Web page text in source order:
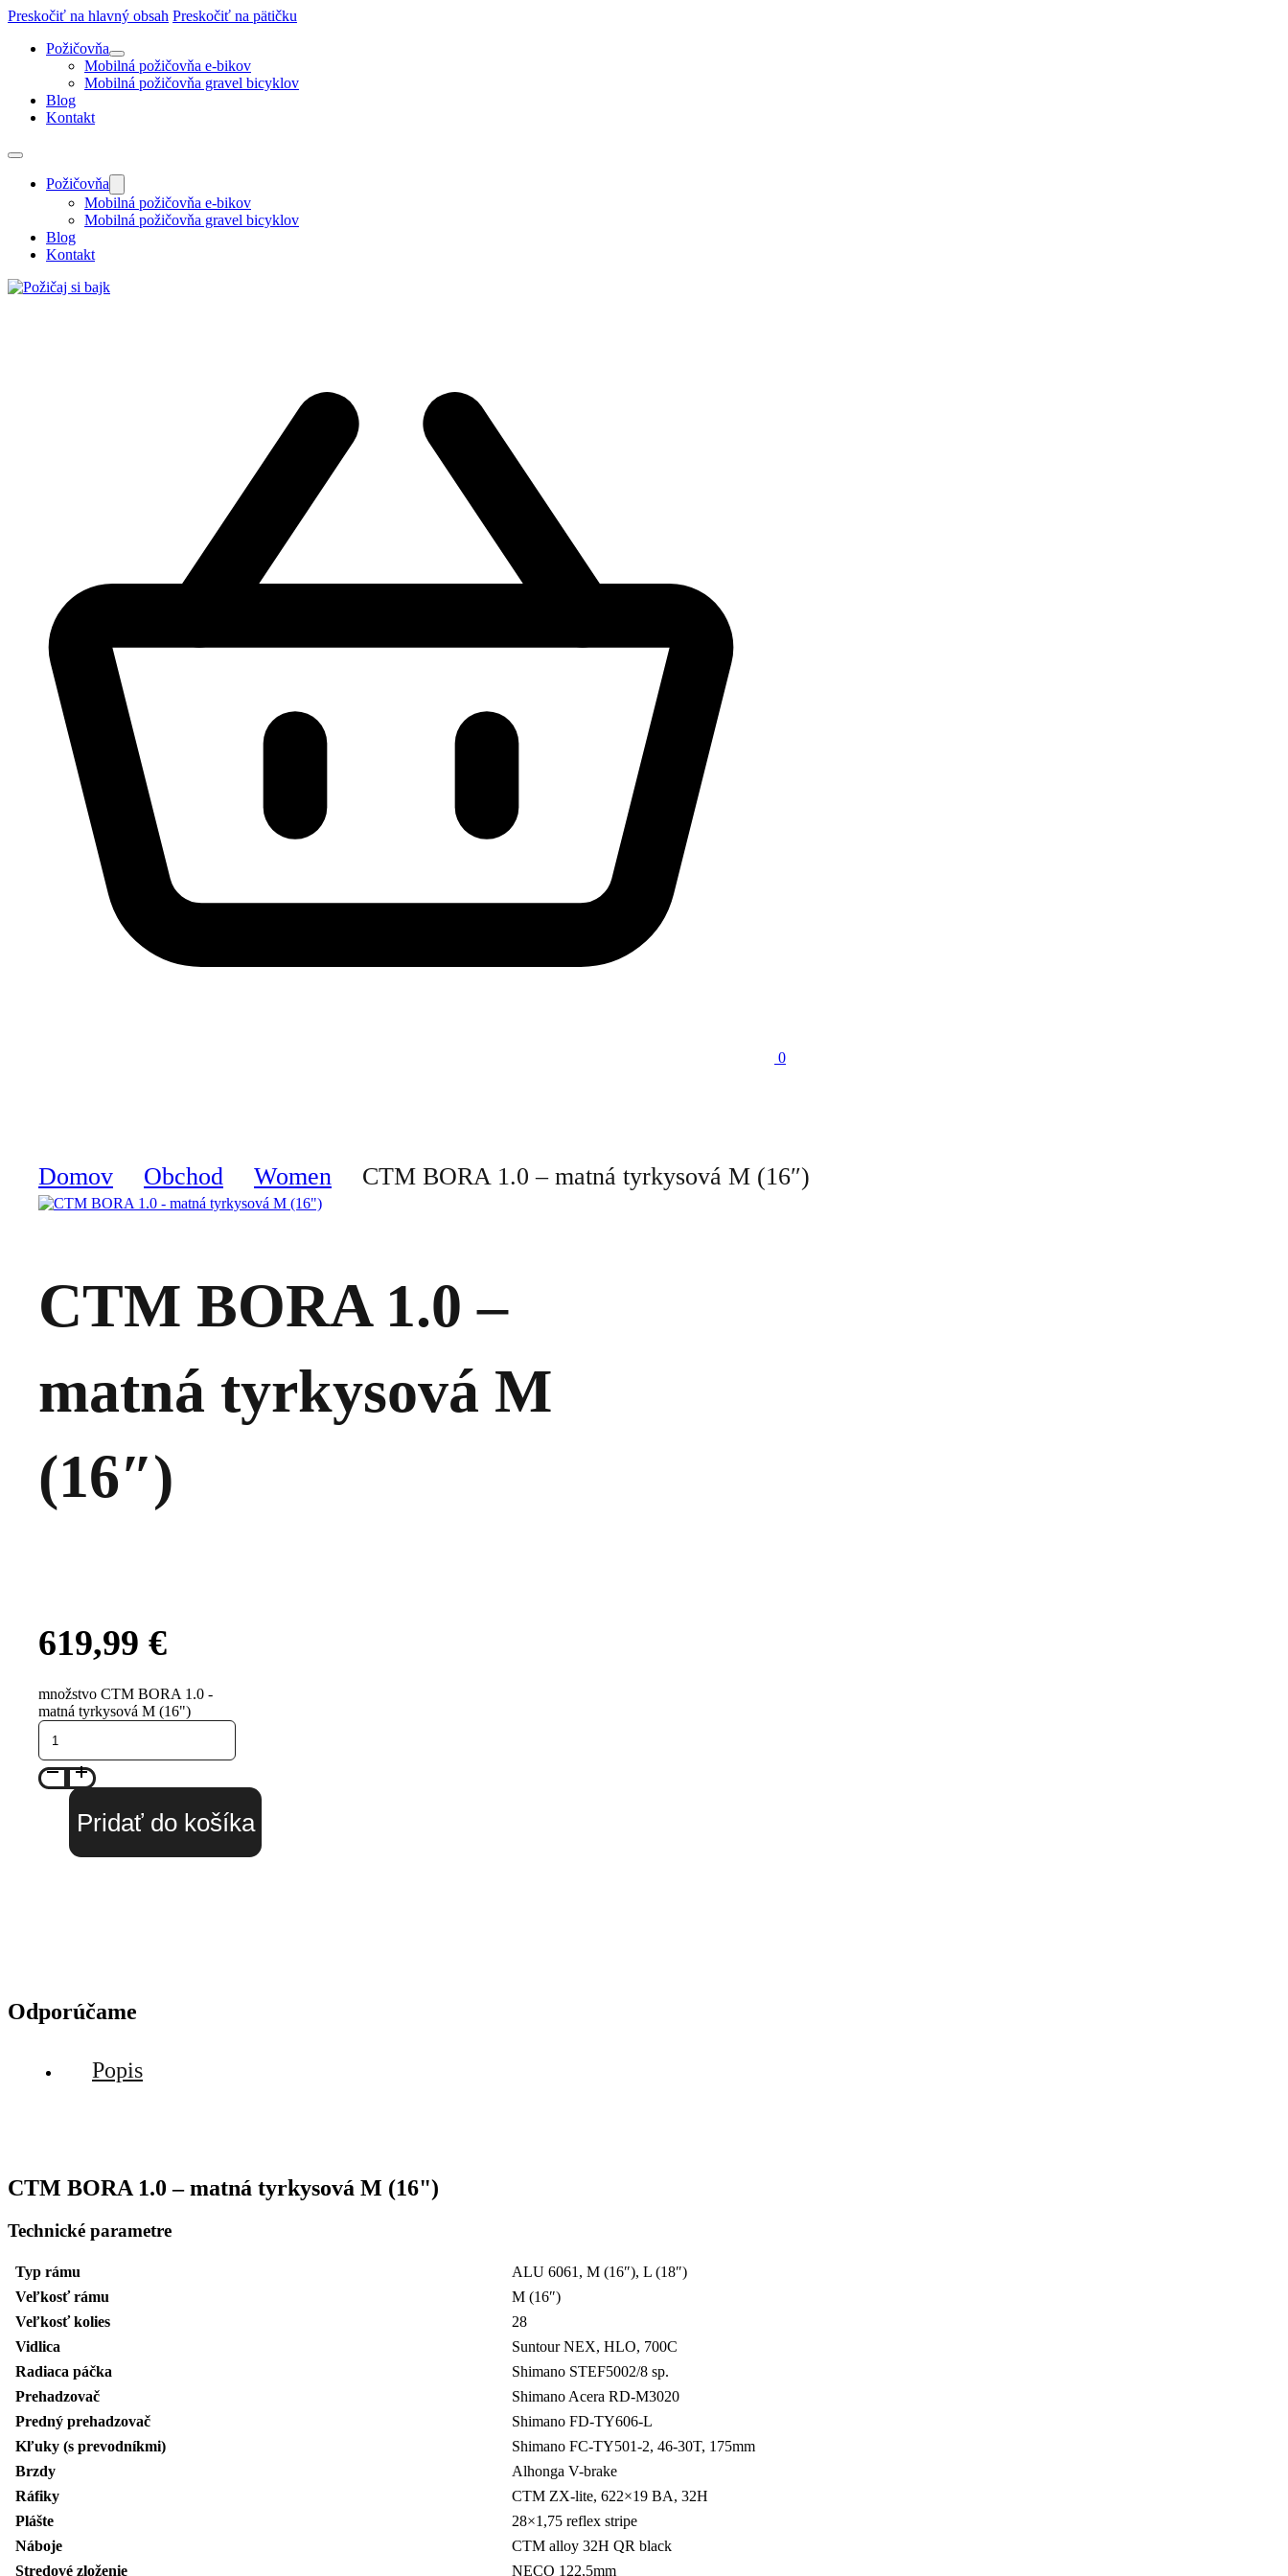
Preskočiť na hlavný obsah Preskočiť na pätičku
Požičovňa
Mobilná požičovňa e-bikov
Mobilná požičovňa gravel bicyklov
Blog
Kontakt
Požičovňa
Mobilná požičovňa e-bikov
Mobilná požičovňa gravel bicyklov
Blog
Kontakt
0
Domov Obchod Women CTM BORA 1.0 – matná tyrkysová M (16″)
CTM BORA 1.0 –
matná tyrkysová M
(16″)
619,99 €
množstvo CTM BORA 1.0 -
matná tyrkysová M (16")
Pridať do košíka
Odporúčame
Popis
CTM BORA 1.0 – matná tyrkysová M (16")
Technické parametre
Typ rámu
ALU 6061, M (16″), L (18″)
Veľkosť rámu
M (16″)
Veľkosť kolies
28
Vidlica
Suntour NEX, HLO, 700C
Radiaca páčka
Shimano STEF5002/8 sp.
Prehadzovač
Shimano Acera RD-M3020
Predný prehadzovač
Shimano FD-TY606-L
Kľuky (s prevodníkmi)
Shimano FC-TY501-2, 46-30T, 175mm
Brzdy
Alhonga V-brake
Ráfiky
CTM ZX-lite, 622×19 BA, 32H
Plášte
28×1,75 reflex stripe
Náboje
CTM alloy 32H QR black
Stredové zloženie
NECO 122,5mm